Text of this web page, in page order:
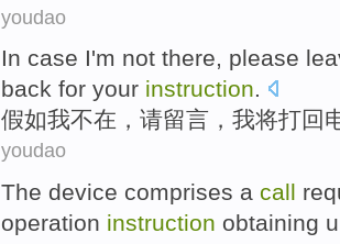
youdao
In case I'm not there, please
back for your instruction.
假如我不在 ， 请留言 ，我将打回
youdao
The device comprises a call
operation instruction obtaining